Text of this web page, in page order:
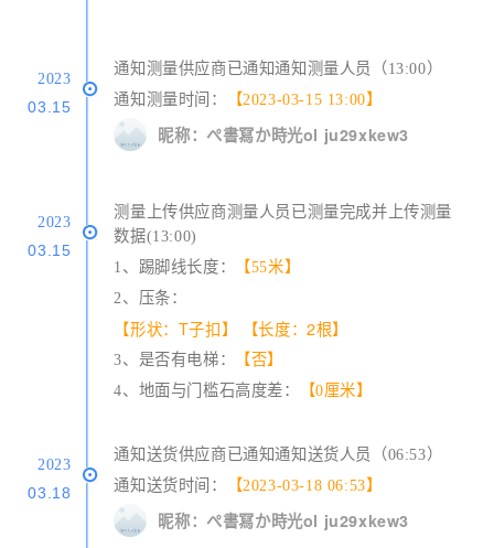
2023
03.15
通知测量供应商已通知通知测量人员（13:00）
通知测量时间：
【2023-03-15 13:00】
昵称：ぺ書冩か時光ol ju29xkew3
2023
03.15
测量上传供应商测量人员已测量完成并上传测量
数据(13:00)
1、踢脚线长度：
【55米】
2、压条：
【形状：T子扣】 【长度：2根】
3、是否有电梯：
【否】
4、地面与门槛石高度差：
【0厘米】
2023
03.18
通知送货供应商已通知通知送货人员（06:53）
通知送货时间：
【2023-03-18 06:53】
昵称：ぺ書冩か時光ol ju29xkew3